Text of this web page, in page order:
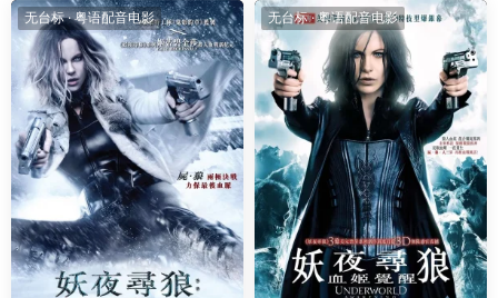
无台标·粤语配音电影 无台标·粤语配音电影